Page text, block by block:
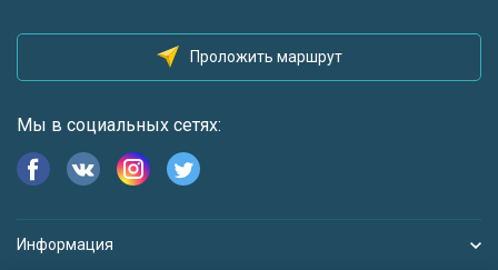
Проложить маршрут
Мы в социальных сетях:
Информация